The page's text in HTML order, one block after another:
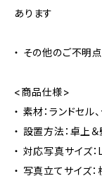
あります
・ その他のご不明
<商品仕様>
・ 素材：ランドセル
・ 設置方法：卓上
・ 対応写真サイズ：
・ 写真立てサイズ